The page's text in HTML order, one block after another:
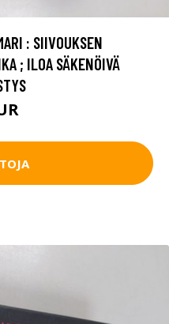
: SIIVOUKSEN
; ILOA SÄKENÖIVÄ